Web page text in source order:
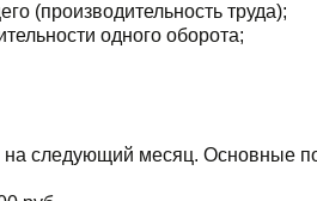
(производительность труда);
одного оборота;
следующий месяц. Основные